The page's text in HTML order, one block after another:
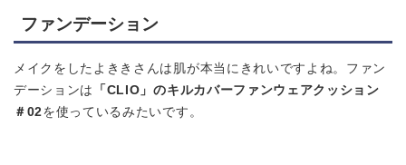
ファンデーション
メイクをしたよききさんは肌が本当にきれいですよね。ファン
デーションは
「CLIO」のキルカバーファンウェアクッション
＃02を使っているみたいです。